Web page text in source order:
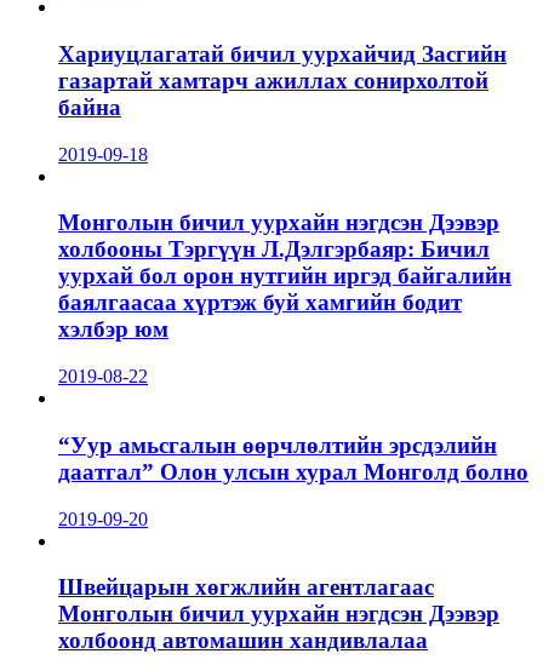
Хариуцлагатай бичил уурхайчид Засгийн
газартай хамтарч ажиллах сонирхолтой
байна
2019-09-18
Монголын бичил уурхайн нэгдсэн Дээвэр
холбооны Тэргүүн Л.Дэлгэрбаяр: Бичил
уурхай бол орон нутгийн иргэд байгалийн
баялгаасаа хүртэж буй хамгийн бодит
хэлбэр юм
2019-08-22
“Уур амьсгалын өөрчлөлтийн эрсдэлийн
даатгал” Олон улсын хурал Монголд болно
2019-09-20
Швейцарын хөгжлийн агентлагаас
Монголын бичил уурхайн нэгдсэн Дээвэр
холбоонд автомашин хандивлалаа